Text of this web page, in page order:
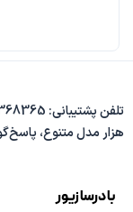
هزار مدل متنوع، پاسخ‌گویی از 8
با درسا زیور